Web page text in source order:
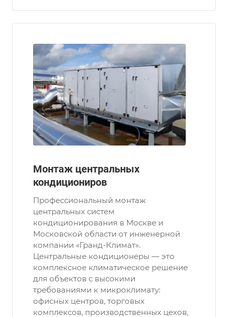
Монтаж центральных
кондициониров
Профессиональный монтаж
центральных систем
кондиционирования в Москве и
Московской области от инженерной
компании «Гранд-Климат».
Центральные кондиционеры — это
комплексное климатическое решение
для объектов с высокими
требованиями к микроклимату:
офисных центров, торговых
комплексов, производственных цехов,